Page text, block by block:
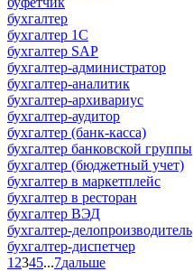
бухгалтер
бухгалтер 1C
бухгалтер SAP
бухгалтер-администратор
бухгалтер-аналитик
бухгалтер-архивариус
бухгалтер-аудитор
бухгалтер (банк-касса)
бухгалтер банковской группы
бухгалтер (бюджетный учет)
бухгалтер в маркетплейс
бухгалтер в ресторан
бухгалтер ВЭД
бухгалтер-делопроизводитель
бухгалтер-диспетчер
1 2345...7дальше